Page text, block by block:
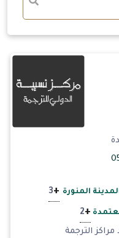
المنورة +
3
+
2
الترجمة